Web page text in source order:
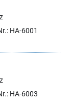
HA-6001
HA-6003